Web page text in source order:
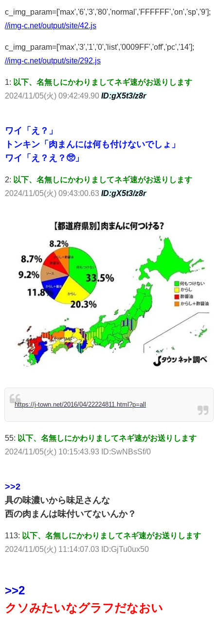
c_img_param=['max','6','3','80','normal','FFFFFF','on','sp','9'];
//img-c.net/output/site/42.js
c_img_param=['max','3','1','0','list','0009FF','off','pc','14'];
//img-c.net/output/site/292.js
1: 以下、名無しにかわりましてネギ速がお送りします
2024/11/05(火) 09:42:49.90 ID:gX5t3/z8r
ワイ「え？」
トンキン「肉まんには何も付けないでしょ」
ワイ「え？え？🥺」
2: 以下、名無しにかわりましてネギ速がお送りします
2024/11/05(火) 09:43:00.63 ID:gX5t3/z8r
https://j-town.net/2016/04/22224811.html?p=all
55: 以下、名無しにかわりましてネギ速がお送りします
2024/11/05(火) 10:15:43.93 ID:SwNBsSf/0
>>2
具の味濃いから味足さんな
西の肉まんは味付いてないんか？
113: 以下、名無しにかわりましてネギ速がお送りします
2024/11/05(火) 11:14:07.03 ID:GjTu0ux50
>>2
クソみたいなグラフだなおい